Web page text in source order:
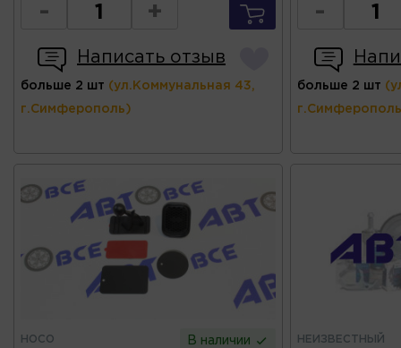
- +
Написать отзыв
больше 2 шт (ул.Коммунальная 43,
г.Симферополь)
-
больше 2 шт
HOCO В наличии НЕИЗВЕСТНЫЙ